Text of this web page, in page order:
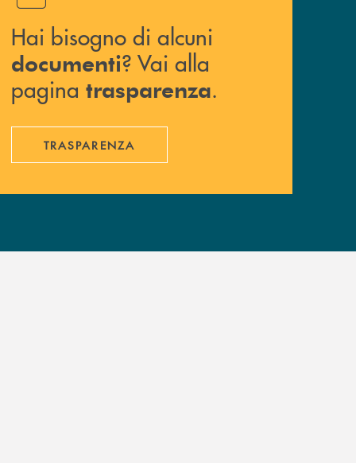
Hai bisogno di alcuni
documenti? Vai alla
pagina trasparenza.
TRASPARENZA